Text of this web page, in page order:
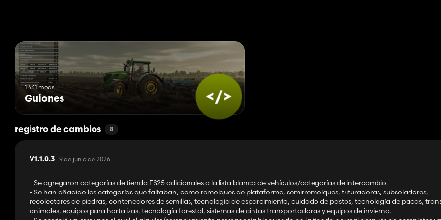
- Requisito opcional de limpieza y reparación antes del cambio.
Importante:
- Funciona en un jugador y multijugador.
- Los objetos colocables y los elementos agrupados se filtran automáticamente
Ideal para cualquiera que quiera una gestión de vehículos más realista en su explotación.
1 431 mods
Guiones
registro de cambios 8
V1.1.0.3 9 de junio de 2026
- Se agregaron categorías de tienda FS25 adicionales a la lista blanca de vehículos/categorías de intercambio.
- Se han añadido las categorías que faltaban, como remolques de plataforma, semirremolques, trituradoras, subsoladores,
recolectores de piedras, contenedores de semillas, tecnología de esparcimiento, cuidado de pastos, tecnología de pacas,
animales, equipos para hortalizas, tecnología forestal, sistemas de cintas transportadoras y equipos de invierno.